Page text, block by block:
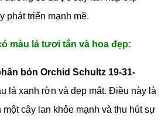
phát triển mạnh mẽ.
màu lá tươi tắn và hoa đẹp:
bón Orchid Schultz 19-31-
lá xanh rờn và đẹp mắt. Điều này là
một cây lan khỏe mạnh và thu hút sự